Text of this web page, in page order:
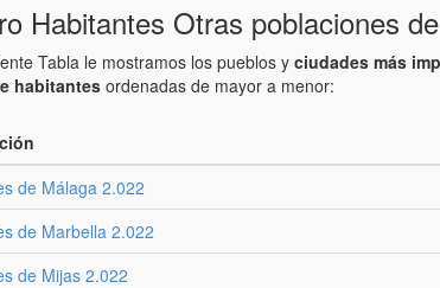
Habitantes Otras poblaciones
Tabla le mostramos los pueblos y ciudades más
habitantes ordenadas de mayor a menor:
de Málaga 2.022
de Marbella 2.022
de Mijas 2.022